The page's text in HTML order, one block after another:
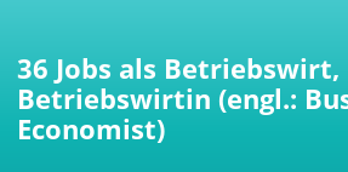
36 Jobs als Betriebswirt,
Betriebswirtin (engl.:
Economist)